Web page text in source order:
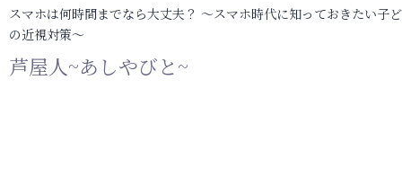
スマホは何時間までなら大丈夫？ ～スマホ時代に知っておきたい子
の近視対策～
芦屋人~あしやびと~